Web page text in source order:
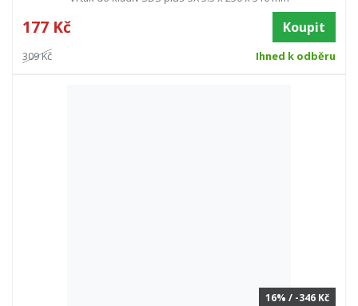
177 Kč Koupit
309 Kč Ihned k odběru
16% / -346 Kč